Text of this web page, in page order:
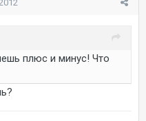
плюс и минус! Что